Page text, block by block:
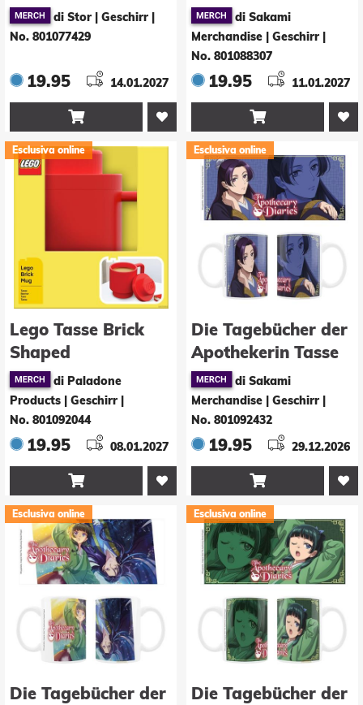
Thermoeffekt
Upside Down 325
di Stor | Geschirr
No. 801077429
19.95 14.01.2027

di Sakami
Merchandise | Geschirr
No. 801088307
19.95 11.01.2027

Esclusiva online
Lego Tasse Brick
Shaped
di Paladone
Products | Geschirr
No. 801092044
19.95 08.01.2027

Esclusiva online
Die Tagebücher der
Apothekerin Tasse
Jinshi 330 ml
di Sakami
Merchandise | Geschirr
No. 801092432
19.95 29.12.2026

Esclusiva online
Die Tagebücher der
Esclusiva online
Die Tagebücher der